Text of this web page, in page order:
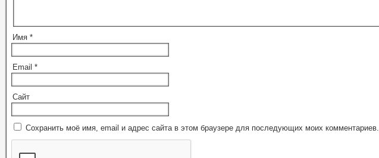
Имя *
Email *
Сайт
Сохранить моё имя, email и адрес сайта в этом браузере для последующих моих комментариев.